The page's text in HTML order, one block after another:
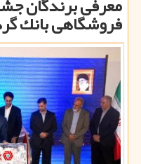
فروشگاهی بانك